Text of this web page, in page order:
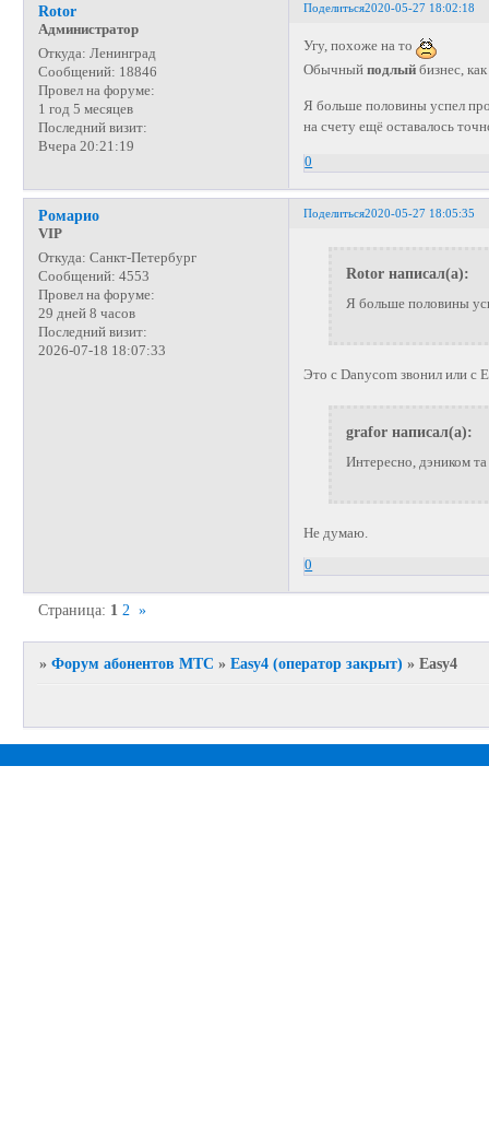
Поделиться2020-05-27 18:02:18
Rotor
Администратор
Откуда: Ленинград
Сообщений: 18846
Провел на форуме:
1 год 5 месяцев
Последний визит:
Вчера 20:21:19
Угу, похоже на то
Обычныйподлый бизнес,
Я больше половины успел
на счету ещё оставалось
0
Поделиться2020-05-27 18:05:35
Ромарио
VIP
Откуда: Санкт-Петербург
Сообщений: 4553
Провел на форуме:
29 дней 8 часов
Последний визит:
2026-07-18 18:07:33
Rotor написал(а):
Я больше половины
Это с Danycom звонил или с
grafor написал(а):
Интересно, дэником
Не думаю.
0
Страница: 1 2 »
»Форум абонентов МТС »Easy4 (оператор закрыт) »Easy4